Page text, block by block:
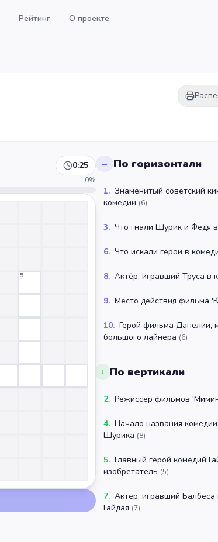
Рейтинг О проекте
0:25
0%
5
→ По горизонтали
1. Знаменитый советский
комедии (6)
3. Что гнали Шурик и Федя
6. Что искали герои в
8. Актёр, игравший Труса в
9. Место действия фильма
10. Герой фильма Данелии,
большого лайнера (6)
↓ По вертикали
2. Режиссёр фильмов
4. Начало названия
Шурика (8)
5. Главный герой комедий
изобретатель (5)
7. Актёр, игравший
Гайдая (7)